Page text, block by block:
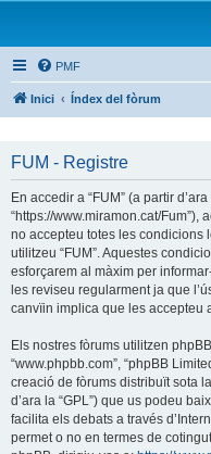
PMF
Inici Índex del fòrum
FUM - Registre
En accedir a “FUM” (a partir d’ara
“https://www.miramon.cat/
no accepteu totes les condicions
utilitzeu “FUM”. Aquestes
esforçarem al màxim per
les reviseu regularment ja que
canvïin implica que les accepteu
Els nostres fòrums utilitzen
“www.phpbb.com”, “phpBB
creació de fòrums distribuït sota
d’ara la “GPL”) que us podeu
facilita els debats a través
permet o no en termes de